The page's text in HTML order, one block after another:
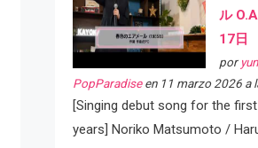
ル
17日
por
PopParadiseen 11 marzo 2026 a
[Singing debut song for the
years] Noriko Matsumoto /